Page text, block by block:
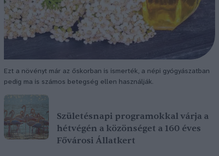
Ezt a növényt már az őskorban is ismerték, a népi gyógyászatban
pedig ma is számos betegség ellen használják.
Születésnapi programokkal várja a
hétvégén a közönséget a 160 éves
Fővárosi Állatkert